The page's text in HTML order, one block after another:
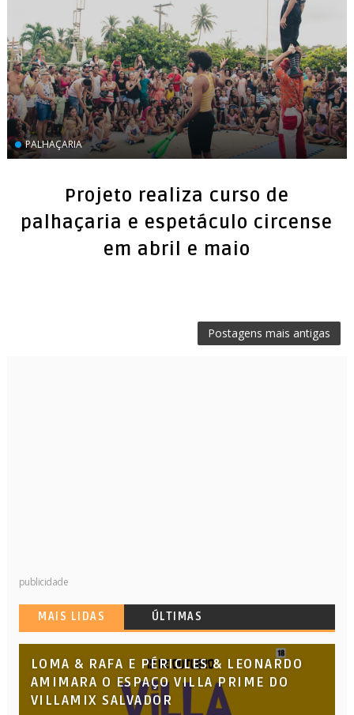
PALHAÇARIA
Projeto realiza curso de
palhaçaria e espetáculo circense
em abril e maio
Postagens mais antigas
publicidade
MAIS LIDAS ÚLTIMAS
LOMA & RAFA E PÉRICLES & LEONARDO
AMIMARA O ESPAÇO VILLA PRIME DO
VILLAMIX SALVADOR